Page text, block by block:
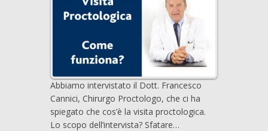
Abbiamo intervistato il Dott. Francesco
Cannici, Chirurgo Proctologo, che ci ha
spiegato che cos’è la visita proctologica.
Lo scopo dell’intervista? Sfatare…